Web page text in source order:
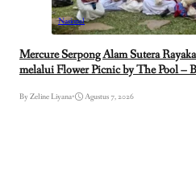
Nasional
Mercure Serpong Alam Sutera
melalui Flower Picnic by The Pool –
By Zeline Liyana• Agustus 7, 2026